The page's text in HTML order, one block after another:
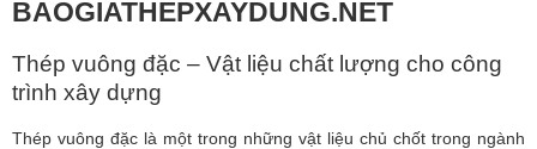
BAOGIATHEPXAYDUNG.NET
Thép vuông đặc – Vật liệu chất lượng cho công
trình xây dựng
Thép vuông đặc là một trong những vật liệu chủ chốt trong ngành